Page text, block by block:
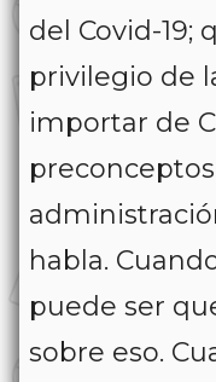
del Covid-19;
privilegio de
importar de
habla.
puede ser
sobre eso.